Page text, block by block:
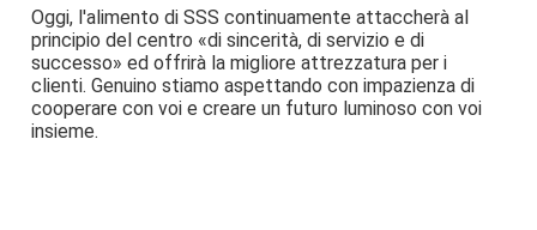
Oggi, l'alimento di SSS continuamente attaccherà al
principio del centro «di sincerità, di servizio e di
successo» ed offrirà la migliore attrezzatura per i
clienti. Genuino stiamo aspettando con impazienza di
cooperare con voi e creare un futuro luminoso con voi
insieme.